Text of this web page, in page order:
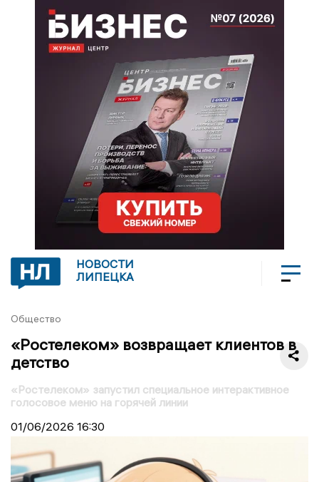
НОВОСТИ
ЛИПЕЦКА
Общество
«Ростелеком» возвращает клиентов в
детство
«Ростелеком» запустил специальное интерактивное
голосовое меню на горячей линии
01/06/2026 16:30